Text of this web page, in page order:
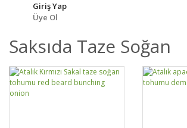
Giriş Yap
Üye Ol
Saksıda Taze Soğan